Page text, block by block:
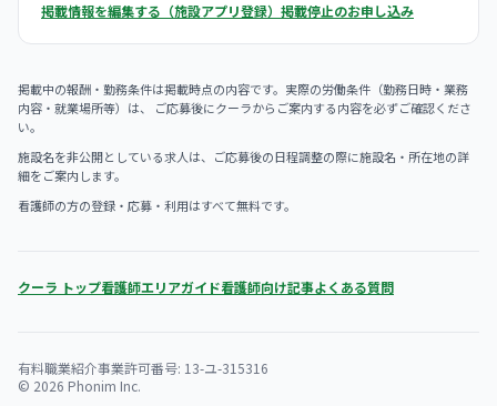
掲載情報を編集する（施設アプリ登録） 掲載停止のお申し込み
掲載中の報酬・勤務条件は掲載時点の内容です。実際の労働条件（勤務日時・業務
内容・就業場所等）は、 ご応募後にクーラからご案内する内容を必ずご確認くださ
い。
施設名を非公開としている求人は、ご応募後の日程調整の際に施設名・所在地の詳
細をご案内します。
看護師の方の登録・応募・利用はすべて無料です。
クーラ トップ看護師エリアガイド看護師向け記事よくある質問
有料職業紹介事業許可番号: 13-ユ-315316
© 2026 Phonim Inc.